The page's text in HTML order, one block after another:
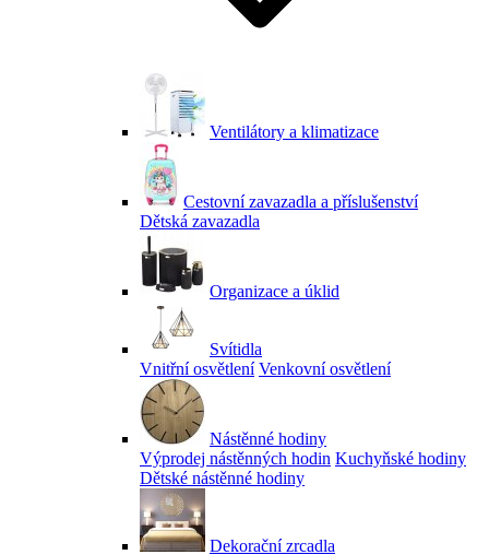
Ventilátory a klimatizace
Cestovní zavazadla a příslušenství
Dětská zavazadla
Organizace a úklid
Svítidla
Vnitřní osvětlení Venkovní osvětlení
Nástěnné hodiny
Výprodej nástěnných hodin Kuchyňské hodiny
Dětské nástěnné hodiny
Dekorační zrcadla